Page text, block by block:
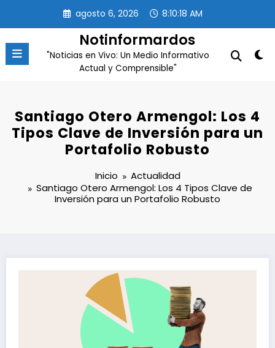
contenido
agosto 6, 2026 8:10:19 AM
Notinformardos
"Noticias en Vivo: Un Medio Informativo
Actual y Comprensible"
Santiago Otero Armengol: Los 4
Tipos Clave de Inversión para un
Portafolio Robusto
Inicio
Actualidad
Santiago Otero Armengol: Los 4 Tipos Clave de
Inversión para un Portafolio Robusto